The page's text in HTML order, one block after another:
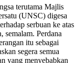
terutama Majlis
(UNSC) digesa
serbuan ke atas
Perdana
itu sebagai
segera semua
yang menyebabkan